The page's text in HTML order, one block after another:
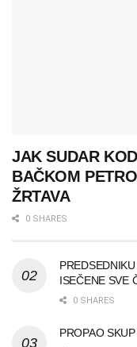
JAK SUDAR
BAČKOM
ŽRTAVA
0 SHARES
ISEČENE SVE
0 SHARES
PROPAO